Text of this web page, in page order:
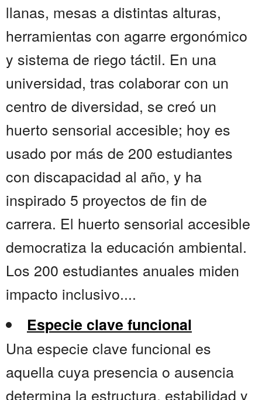
llanas, mesas a distintas alturas,
herramientas con agarre ergonómico
y sistema de riego táctil. En una
universidad, tras colaborar con un
centro de diversidad, se creó un
huerto sensorial accesible; hoy es
usado por más de 200 estudiantes
con discapacidad al año, y ha
inspirado 5 proyectos de fin de
carrera. El huerto sensorial accesible
democratiza la educación ambiental.
Los 200 estudiantes anuales miden
impacto inclusivo....
Especie clave funcional
Una especie clave funcional es
aquella cuya presencia o ausencia
determina la estructura, estabilidad y